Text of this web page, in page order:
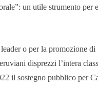
un utile strumento per
o per la promozione
disprezzi l’intera
il sostegno pubblico per